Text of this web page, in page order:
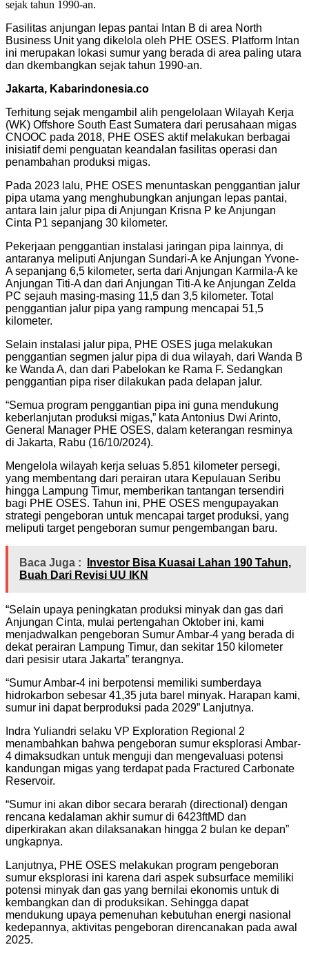
Fasilitas anjungan lepas pantai Intan B di area North
Business Unit yang dikelola oleh PHE OSES. Platform Intan
ini merupakan lokasi sumur yang berada di area paling utara
dan dkembangkan sejak tahun 1990-an.
Jakarta, Kabarindonesia.co
Terhitung sejak mengambil alih pengelolaan Wilayah Kerja
(WK) Offshore South East Sumatera dari perusahaan migas
CNOOC pada 2018, PHE OSES aktif melakukan berbagai
inisiatif demi penguatan keandalan fasilitas operasi dan
penambahan produksi migas.
Pada 2023 lalu, PHE OSES menuntaskan penggantian jalur
pipa utama yang menghubungkan anjungan lepas pantai,
antara lain jalur pipa di Anjungan Krisna P ke Anjungan
Cinta P1 sepanjang 30 kilometer.
Pekerjaan penggantian instalasi jaringan pipa lainnya, di
antaranya meliputi Anjungan Sundari-A ke Anjungan Yvone-
A sepanjang 6,5 kilometer, serta dari Anjungan Karmila-A ke
Anjungan Titi-A dan dari Anjungan Titi-A ke Anjungan Zelda
PC sejauh masing-masing 11,5 dan 3,5 kilometer. Total
penggantian jalur pipa yang rampung mencapai 51,5
kilometer.
Selain instalasi jalur pipa, PHE OSES juga melakukan
penggantian segmen jalur pipa di dua wilayah, dari Wanda B
ke Wanda A, dan dari Pabelokan ke Rama F. Sedangkan
penggantian pipa riser dilakukan pada delapan jalur.
“Semua program penggantian pipa ini guna mendukung
keberlanjutan produksi migas,” kata Antonius Dwi Arinto,
General Manager PHE OSES, dalam keterangan resminya
di Jakarta, Rabu (16/10/2024).
Mengelola wilayah kerja seluas 5.851 kilometer persegi,
yang membentang dari perairan utara Kepulauan Seribu
hingga Lampung Timur, memberikan tantangan tersendiri
bagi PHE OSES. Tahun ini, PHE OSES mengupayakan
strategi pengeboran untuk mencapai target produksi, yang
meliputi target pengeboran sumur pengembangan baru.
Baca Juga :
Investor Bisa Kuasai Lahan 190 Tahun,
Buah Dari Revisi UU IKN
“Selain upaya peningkatan produksi minyak dan gas dari
Anjungan Cinta, mulai pertengahan Oktober ini, kami
menjadwalkan pengeboran Sumur Ambar-4 yang berada di
dekat perairan Lampung Timur, dan sekitar 150 kilometer
dari pesisir utara Jakarta” terangnya.
“Sumur Ambar-4 ini berpotensi memiliki sumberdaya
hidrokarbon sebesar 41,35 juta barel minyak. Harapan kami,
sumur ini dapat berproduksi pada 2029” Lanjutnya.
Indra Yuliandri selaku VP Exploration Regional 2
menambahkan bahwa pengeboran sumur eksplorasi Ambar-
4 dimaksudkan untuk menguji dan mengevaluasi potensi
kandungan migas yang terdapat pada Fractured Carbonate
Reservoir.
“Sumur ini akan dibor secara berarah (directional) dengan
rencana kedalaman akhir sumur di 6423ftMD dan
diperkirakan akan dilaksanakan hingga 2 bulan ke depan”
ungkapnya.
Lanjutnya, PHE OSES melakukan program pengeboran
sumur eksplorasi ini karena dari aspek subsurface memiliki
potensi minyak dan gas yang bernilai ekonomis untuk di
kembangkan dan di produksikan. Sehingga dapat
mendukung upaya pemenuhan kebutuhan energi nasional
kedepannya, aktivitas pengeboran direncanakan pada awal
2025.